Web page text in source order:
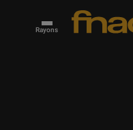
Rayons